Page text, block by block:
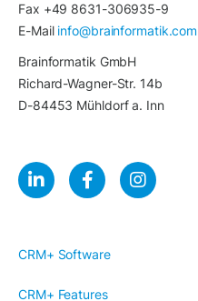
Fax +49 8631-306935-9
E-Mail info@brainformatik.com
Brainformatik GmbH
Richard-Wagner-Str. 14b
D-84453 Mühldorf a. Inn
CRM+ Software
CRM+ Features